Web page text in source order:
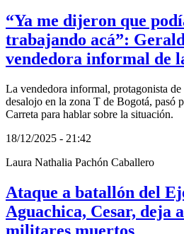
“Ya me dijeron que
trabajando acá”:
vendedora informal de
La vendedora informal, protagonista
desalojo en la zona T de Bogotá, pasó
Carreta para hablar sobre la situación.
18/12/2025 - 21:42
Laura Nathalia Pachón Caballero
Ataque a batallón del
Aguachica, Cesar, deja